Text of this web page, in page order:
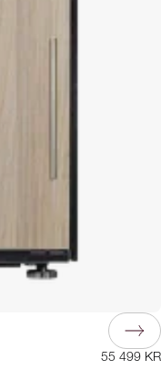
55 499 KR